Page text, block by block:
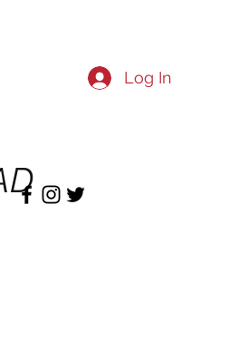
Log In